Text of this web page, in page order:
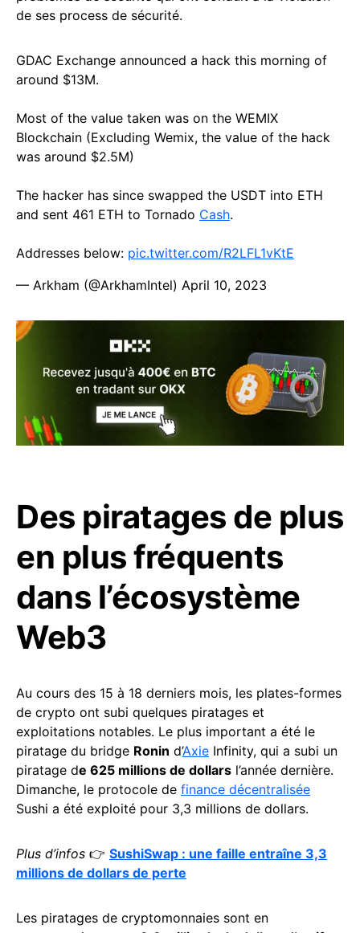
de ses process de sécurité.
GDAC Exchange announced a hack this morning of
around $13M.
Most of the value taken was on the WEMIX
Blockchain (Excluding Wemix, the value of the hack
was around $2.5M)
The hacker has since swapped the USDT into ETH
and sent 461 ETH to Tornado Cash.
Addresses below: pic.twitter.com/R2LFL1vKtE
— Arkham (@ArkhamIntel) April 10, 2023
Des piratages de plus
en plus fréquents
dans l’écosystème
Web3
Au cours des 15 à 18 derniers mois, les plates-formes
de crypto ont subi quelques piratages et
exploitations notables. Le plus important a été le
piratage du bridge Ronin d’Axie Infinity, qui a subi un
piratage de 625 millions de dollars l’année dernière.
Dimanche, le protocole de finance décentralisée
Sushi a été exploité pour 3,3 millions de dollars.
Plus d’infos 👉 SushiSwap : une faille entraîne 3,3
millions de dollars de perte
Les piratages de cryptomonnaies sont en